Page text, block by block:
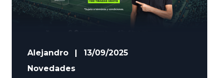
Alejandro
13/09/2025
Novedades